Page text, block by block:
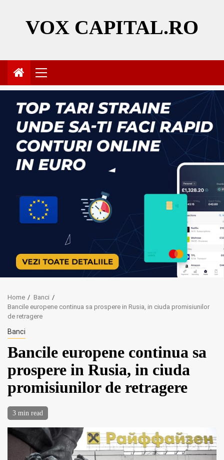
VOX CAPITAL.RO
Primary
Menu
Home
Banci
Bancile europene continua sa prospere in Rusia, in ciuda promisiunilor
de retragere
Banci
Bancile europene continua sa
prospere in Rusia, in ciuda
promisiunilor de retragere
3 min read